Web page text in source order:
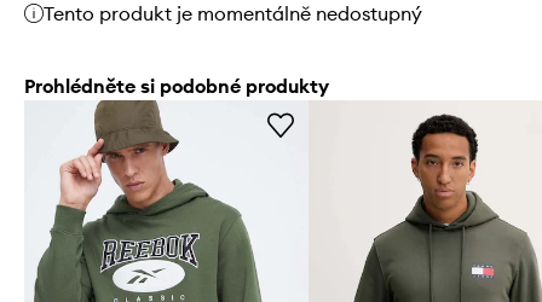
Tento produkt je momentálně nedostupný
Prohlédněte si podobné produkty